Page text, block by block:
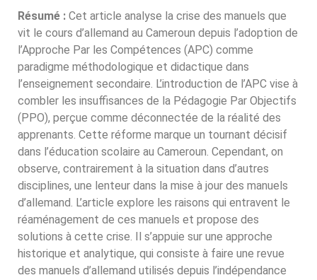
Résumé : Cet article analyse la crise des manuels que
vit le cours d’allemand au Cameroun depuis l’adoption de
l’Approche Par les Compétences (APC) comme
paradigme méthodologique et didactique dans
l’enseignement secondaire. L’introduction de l’APC vise à
combler les insuffisances de la Pédagogie Par Objectifs
(PPO), perçue comme déconnectée de la réalité des
apprenants. Cette réforme marque un tournant décisif
dans l’éducation scolaire au Cameroun. Cependant, on
observe, contrairement à la situation dans d’autres
disciplines, une lenteur dans la mise à jour des manuels
d’allemand. L’article explore les raisons qui entravent le
réaménagement de ces manuels et propose des
solutions à cette crise. Il s’appuie sur une approche
historique et analytique, qui consiste à faire une revue
des manuels d’allemand utilisés depuis l’indépendance